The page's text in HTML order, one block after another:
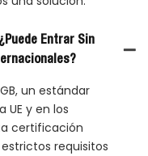
Entrar Sin
un estándar
y en los
certificación
requisitos